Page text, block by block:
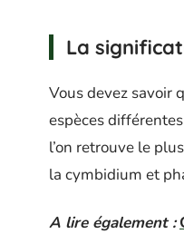
La
Vous devez savoir
espèces
l’on retrouve le
la cymbidium et
A lire également :